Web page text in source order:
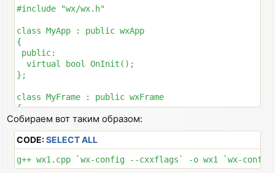
"..#..#@@@@#..#..",
"................",
#include "wx/wx.h"
class MyApp : public wxApp
{
public:
  virtual bool OnInit();
};
class MyFrame : public wxFrame
{
public:
  MyFrame(const wxString& title);
  void OnQuit(wxCommandEvent& event);
  void OnAbout(wxCommandEvent& event);
Собираем вот таким образом:
CODE:SELECT ALL